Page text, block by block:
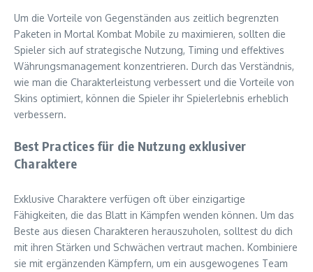
Um die Vorteile von Gegenständen aus zeitlich begrenzten
Paketen in Mortal Kombat Mobile zu maximieren, sollten die
Spieler sich auf strategische Nutzung, Timing und effektives
Währungsmanagement konzentrieren. Durch das Verständnis,
wie man die Charakterleistung verbessert und die Vorteile von
Skins optimiert, können die Spieler ihr Spielerlebnis erheblich
verbessern.
Best Practices für die Nutzung exklusiver
Charaktere
Exklusive Charaktere verfügen oft über einzigartige
Fähigkeiten, die das Blatt in Kämpfen wenden können. Um das
Beste aus diesen Charakteren herauszuholen, solltest du dich
mit ihren Stärken und Schwächen vertraut machen. Kombiniere
sie mit ergänzenden Kämpfern, um ein ausgewogenes Team